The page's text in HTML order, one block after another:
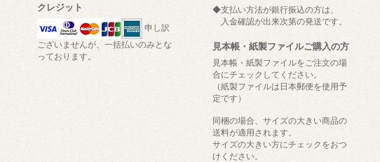
クレジット
申し訳
ございませんが、一括払いのみとな
っております。
◆支払い方法が銀行振込の方は、
入金確認が出来次第の発送です。
見本帳・紙製ファイルご購入の方
見本帳・紙製ファイルをご注文の場
合にチェックしてください。
（紙製ファイルは日本郵便を使用予
定です）
同梱の場合、サイズの大きい商品の
送料が適用されます。
サイズの大きい方にチェックをおつ
けください。